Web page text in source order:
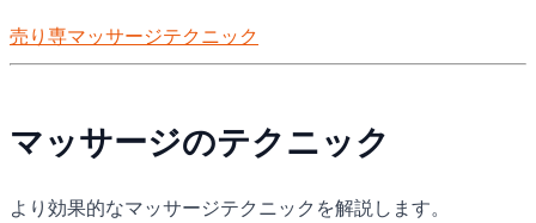
う。
売り専マッサージテクニック
マッサージのテクニック
より効果的なマッサージテクニックを解説します。